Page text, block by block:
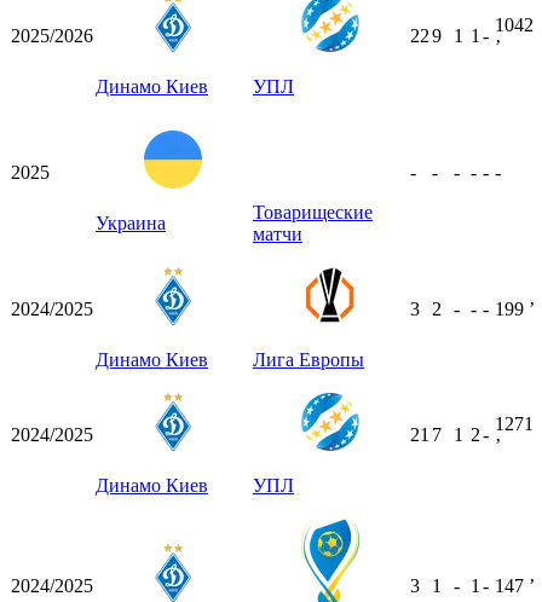
2025/2026
Динамо Киев УПЛ
229 1 1 -
1042
ʼ
2025
Украина
Товарищеские
матчи
- - - - - -
2024/2025
Динамо Киев Лига Европы
3 2 - - - 199 ʼ
2024/2025
Динамо Киев УПЛ
21 7 1 2-
1271
ʼ
2024/2025 3 1 - 1 - 147 ʼ